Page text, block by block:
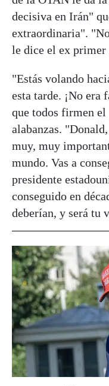
decisiva en Irán"
extraordinaria".
le dice el ex
"Estás volando
esta tarde. ¡No era
que todos firmen
alabanzas.
muy, muy
mundo. Vas a
presidente
conseguido en
deberían, y será tu